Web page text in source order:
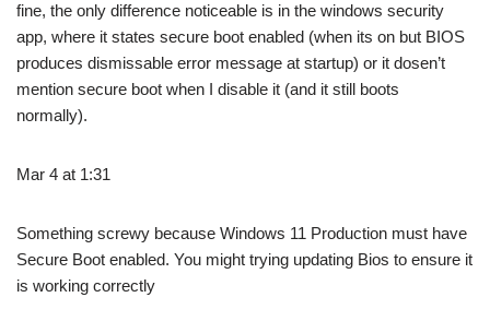
fine, the only difference noticeable is in the windows security
app, where it states secure boot enabled (when its on but BIOS
produces dismissable error message at startup) or it dosen’t
mention secure boot when I disable it (and it still boots
normally).
Mar 4 at 1:31
Something screwy because Windows 11 Production must have
Secure Boot enabled. You might trying updating Bios to ensure it
is working correctly